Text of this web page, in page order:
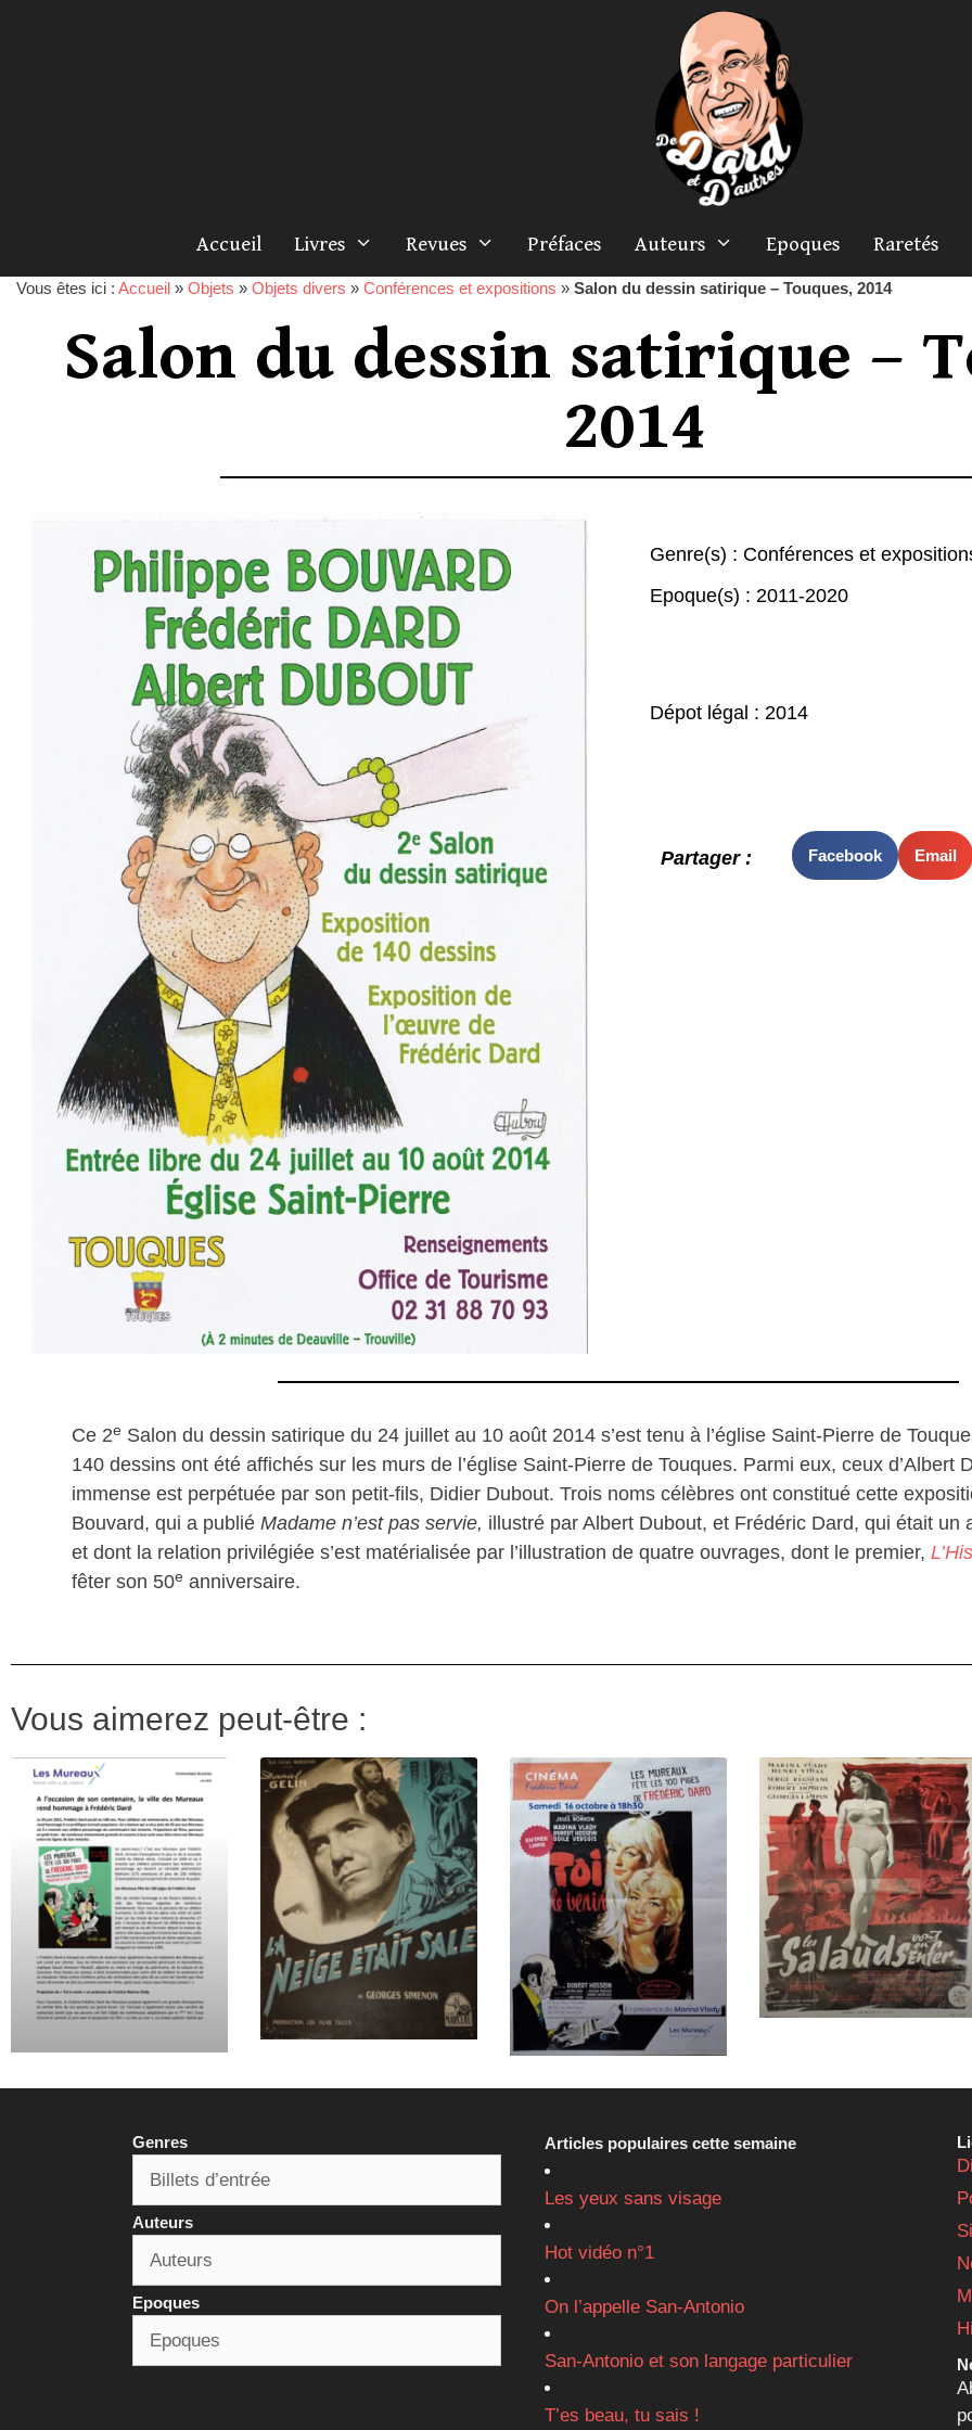
Accueil Livres Revues Préfaces Auteurs Epoques Raretés
Vous êtes ici : Accueil » Objets » Objets divers » Conférences et expositions » Salon du dessin satirique – Touques, 2014
Salon du dessin satirique –
2014
Genre(s) : Conférences et
Epoque(s) : 2011-2020
Dépot légal : 2014
Partager : Facebook Email
Ce 2e Salon du dessin satirique du 24 juillet au 10 août 2014 s’est tenu à l’église Saint-Pierre de
140 dessins ont été affichés sur les murs de l’église Saint-Pierre de Touques. Parmi eux, ceux d’Albert
immense est perpétuée par son petit-fils, Didier Dubout. Trois noms célèbres ont constitué cette
Bouvard, qui a publié Madame n’est pas servie, illustré par Albert Dubout, et Frédéric Dard, qui était un
et dont la relation privilégiée s’est matérialisée par l’illustration de quatre ouvrages, dont le premier,
fêter son 50e anniversaire.
Vous aimerez peut-être :
Genres
Auteurs
Epoques
Articles populaires cette semaine
Les yeux sans visage
Hot vidéo n°1
On l’appelle San-Antonio
San-Antonio et son langage particulier
T’es beau, tu sais !